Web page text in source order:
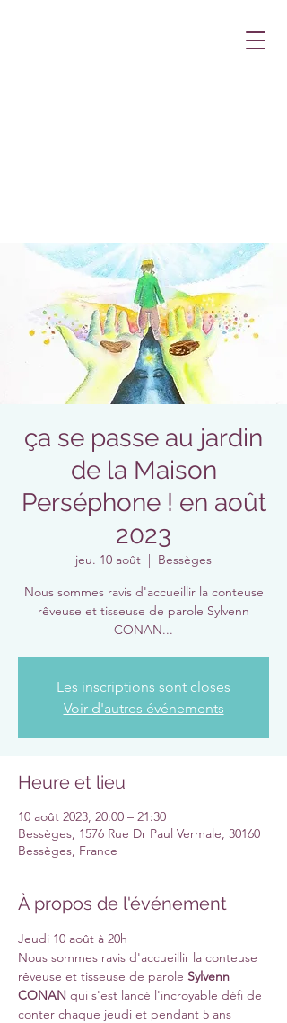
ça se passe au jardin
de la Maison
Perséphone ! en août
2023
jeu. 10 août
  |
Bessèges
Nous sommes ravis d'accueillir la conteuse
rêveuse et tisseuse de parole Sylvenn
CONAN...
Les inscriptions sont closes
Voir d'autres événements
Heure et lieu
10 août 2023, 20:00 – 21:30
Bessèges, 1576 Rue Dr Paul Vermale, 30160
Bessèges, France
À propos de l'événement
Jeudi 10 août à 20h
Nous sommes ravis d'accueillir la conteuse
rêveuse et tisseuse de parole Sylvenn
CONAN qui s'est lancé l'incroyable défi de
conter chaque jeudi et pendant 5 ans